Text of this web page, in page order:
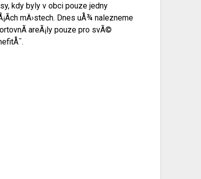
kdy byly v obci pouze jedny
mÄ›stech. Dnes uÅ¾ nalezneme
areÃ¡ly pouze pro svÃ©